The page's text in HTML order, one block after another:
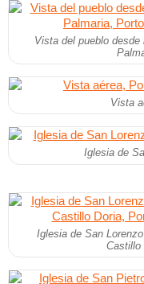
Vista del pueblo
Vista
Iglesia de
Iglesia de San
Castillo